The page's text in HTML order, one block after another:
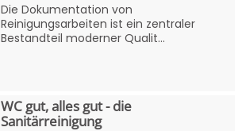
Die Dokumentation von
Reinigungsarbeiten ist ein zentraler
Bestandteil moderner Qualit...
WC gut, alles gut - die
Sanitärreinigung